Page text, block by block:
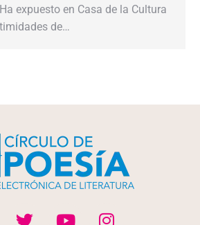
expuesto en Casa de la Cultura
de…